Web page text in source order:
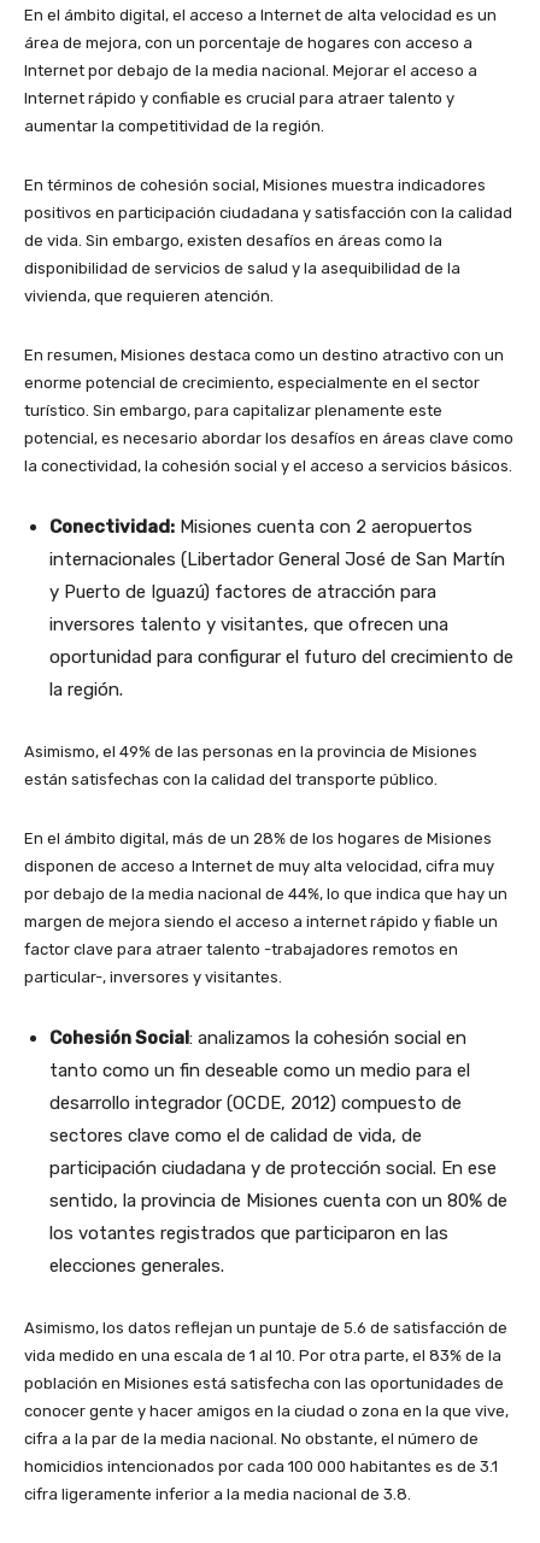
En el ámbito digital, el acceso a Internet de alta velocidad es un
área de mejora, con un porcentaje de hogares con acceso a
Internet por debajo de la media nacional. Mejorar el acceso a
Internet rápido y confiable es crucial para atraer talento y
aumentar la competitividad de la región.
En términos de cohesión social, Misiones muestra indicadores
positivos en participación ciudadana y satisfacción con la calidad
de vida. Sin embargo, existen desafíos en áreas como la
disponibilidad de servicios de salud y la asequibilidad de la
vivienda, que requieren atención.
En resumen, Misiones destaca como un destino atractivo con un
enorme potencial de crecimiento, especialmente en el sector
turístico. Sin embargo, para capitalizar plenamente este
potencial, es necesario abordar los desafíos en áreas clave como
la conectividad, la cohesión social y el acceso a servicios básicos.
Conectividad: Misiones cuenta con 2 aeropuertos
internacionales (Libertador General José de San Martín
y Puerto de Iguazú) factores de atracción para
inversores talento y visitantes, que ofrecen una
oportunidad para configurar el futuro del crecimiento de
la región.
Asimismo, el 49% de las personas en la provincia de Misiones
están satisfechas con la calidad del transporte público.
En el ámbito digital, más de un 28% de los hogares de Misiones
disponen de acceso a Internet de muy alta velocidad, cifra muy
por debajo de la media nacional de 44%, lo que indica que hay un
margen de mejora siendo el acceso a internet rápido y fiable un
factor clave para atraer talento -trabajadores remotos en
particular-, inversores y visitantes.
Cohesión Social: analizamos la cohesión social en
tanto como un fin deseable como un medio para el
desarrollo integrador (OCDE, 2012) compuesto de
sectores clave como el de calidad de vida, de
participación ciudadana y de protección social. En ese
sentido, la provincia de Misiones cuenta con un 80% de
los votantes registrados que participaron en las
elecciones generales.
Asimismo, los datos reflejan un puntaje de 5.6 de satisfacción de
vida medido en una escala de 1 al 10. Por otra parte, el 83% de la
población en Misiones está satisfecha con las oportunidades de
conocer gente y hacer amigos en la ciudad o zona en la que vive,
cifra a la par de la media nacional. No obstante, el número de
homicidios intencionados por cada 100 000 habitantes es de 3.1
cifra ligeramente inferior a la media nacional de 3.8.